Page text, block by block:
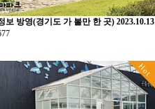
보 방영(경기도 가 볼만 한 곳) 2023.10.13
Hot